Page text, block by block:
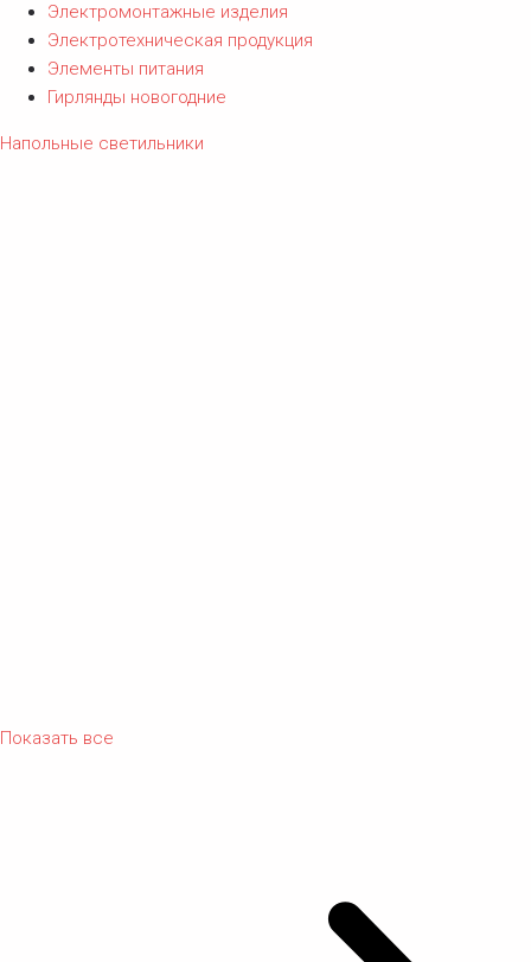
Электромонтажные изделия
Электротехническая продукция
Элементы питания
Гирлянды новогодние
Напольные светильники
Показать все